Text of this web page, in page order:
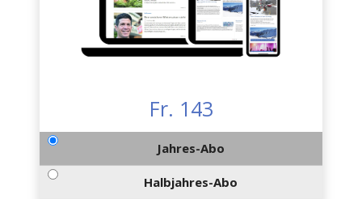
Fr. 143
Jahres-Abo
Halbjahres-Abo